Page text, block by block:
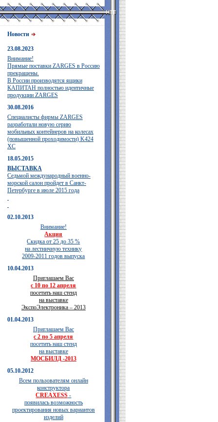
Новости
23.08.2023
Внимание!
Прямые поставки ZARGES в Россию
прекращены.
В России производятся ящики
КАПИТАН полностью идентичные
продукции ZARGES
30.08.2016
Специалисты фирмы ZARGES
разработали новую серию
мобильных контейнеров на колесах
(повышенной проходимости) K424
XC
18.05.2015
ВЫСТАВКА
Седьмой международный военно-
морской салон пройдет в Санкт-
Петербурге в июле 2015 года
02.10.2013
Внимание!
Акция
Скидка от 25 до 35 %
на лестничную технику
2009-2011 годов выпуска
10.04.2013
Приглашаем Вас
с 10 по 12 апреля
посетить наш стенд
на выставке
ЭкспоЭлектроника – 2013
01.04.2013
Приглашаем Вас
с 2 по 5 апреля
посетить наш стенд
на выставке
МОСБИЛД -2013
05.10.2012
Всем пользователям онлайн
конструктора
CREAXESS -
появилась возможность
проектирования новых вариантов
изделий